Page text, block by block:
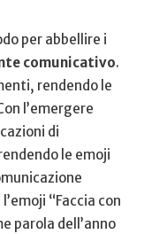
per abbellire ⁢i
comunicativo.⁢
rendendo le
l’emergere
di
le emoji
“Faccia con
parola dell’anno‍